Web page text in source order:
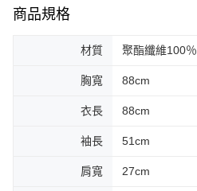
商品規格
材質 聚酯纖維100％
胸寬 88cm
衣長 88cm
袖長 51cm
肩寬 27cm